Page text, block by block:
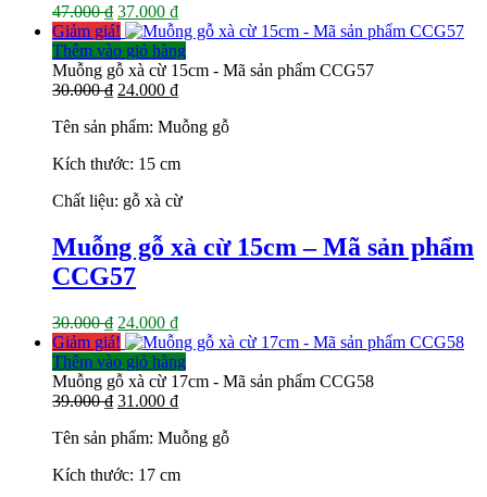
47.000₫ Giá
gốc
là:
47.000 ₫.
37.000 ₫Giá
hiện
tại
là:
37.000 ₫.
Giảm giá!
Thêm vào giỏ hàng
Muỗng gỗ xà cừ 15cm - Mã sản phẩm CCG57
30.000₫ Giá
là:
24.000 ₫Giá
tại
24.000 ₫.
Tên sản phẩm: Muỗng gỗ
Kích thước: 15 cm
Chất liệu: gỗ xà cừ
Muỗng gỗ xà cừ 15cm – Mã sản phẩm
CCG57
30.000₫ Giá
gốc
là:
30.000 ₫.
24.000 ₫Giá
hiện
tại
là:
24.000 ₫.
Giảm giá!
Thêm vào giỏ hàng
Muỗng gỗ xà cừ 17cm - Mã sản phẩm CCG58
39.000₫ Giá
là:
31.000 ₫Giá
tại
31.000 ₫.
Tên sản phẩm: Muỗng gỗ
Kích thước: 17 cm